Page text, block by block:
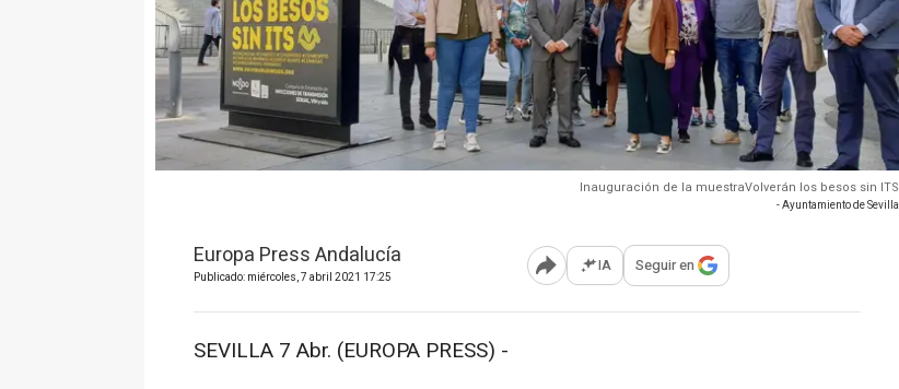
Inauguración de la muestraVolverán los besos sin ITS
- Ayuntamiento de Sevilla
Europa Press Andalucía
Publicado: miércoles, 7 abril 2021 17:25 Abrir opciones para compartir
IA Seguir en
SEVILLA 7 Abr. (EUROPA PRESS) -